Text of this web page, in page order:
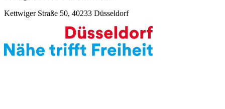
Kettwiger Straße 50, 40233 Düsseldorf